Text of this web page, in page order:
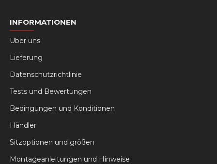
INFORMATIONEN
Über uns
Lieferung
Datenschutzrichtlinie
Tests und Bewertungen
Bedingungen und Konditionen
Händler
Sitzoptionen und größen
Montageanleitungen und Hinweise